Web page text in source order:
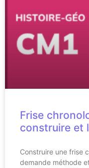
Frise
construire et
Construire une frise
demande méthode